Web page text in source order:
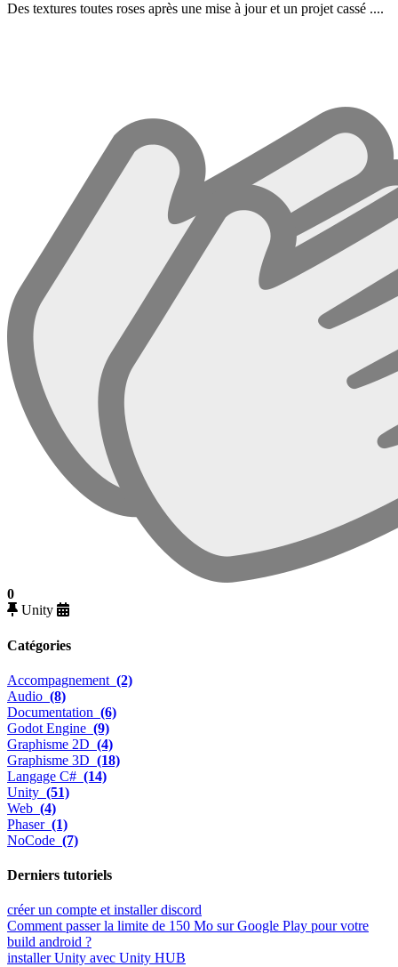
Des textures toutes roses après une mise à jour et un projet cassé ....
0
Unity
Catégories
Accompagnement (2)
Audio (8)
Documentation (6)
Godot Engine (9)
Graphisme 2D (4)
Graphisme 3D (18)
Langage C# (14)
Unity (51)
Web (4)
Phaser (1)
NoCode (7)
Derniers tutoriels
créer un compte et installer discord
Comment passer la limite de 150 Mo sur Google Play pour votre
build android ?
installer Unity avec Unity HUB